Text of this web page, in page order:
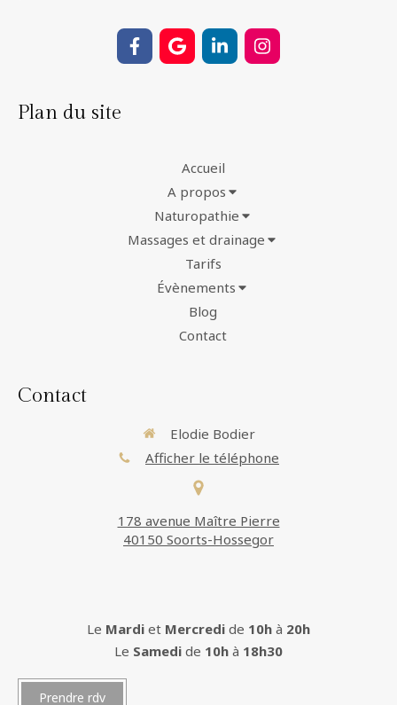
Plan du site
Accueil
A propos
Naturopathie
Massages et drainage
Tarifs
Évènements
Blog
Contact
Contact
Elodie Bodier
Afficher le téléphone
178 avenue Maître Pierre
40150 Soorts-Hossegor
Le Mardi et Mercredi de 10h à 20h
Le Samedi de 10h à 18h30
Prendre rdv